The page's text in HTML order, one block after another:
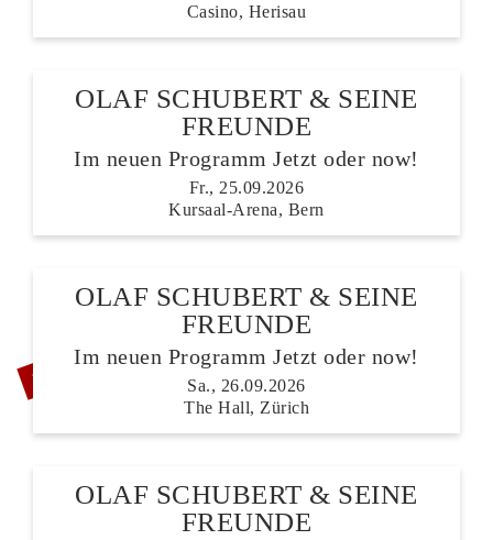
Casino, Herisau
OLAF SCHUBERT & SEINE
FREUNDE
Im neuen Programm Jetzt oder now!
Fr., 25.09.2026
Kursaal-Arena, Bern
LETZTE TICKETS
OLAF SCHUBERT & SEINE
FREUNDE
Im neuen Programm Jetzt oder now!
Sa., 26.09.2026
The Hall, Zürich
OLAF SCHUBERT & SEINE
FREUNDE